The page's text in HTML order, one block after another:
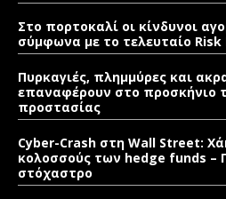
Στο πορτοκαλί οι κίνδυνοι
σύμφωνα με το τελευταίο Risk
Πυρκαγιές, πλημμύρες και
επαναφέρουν στο προσκήνιο
προστασίας
Cyber-Crash στη Wall Street:
κολοσσούς των hedge funds –
στόχαστρο